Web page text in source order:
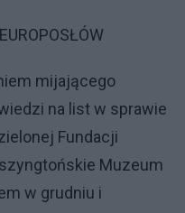
mijającego
na list w sprawie
Fundacji
Muzeum
w grudniu i